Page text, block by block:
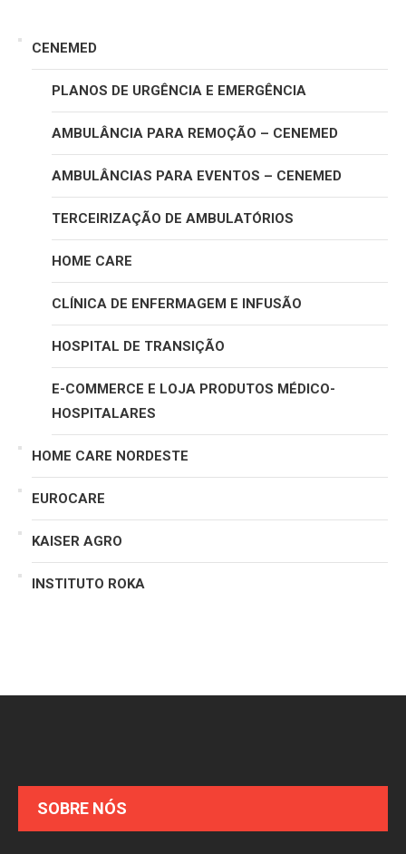
CENEMED
PLANOS DE URGÊNCIA E EMERGÊNCIA
AMBULÂNCIA PARA REMOÇÃO – CENEMED
AMBULÂNCIAS PARA EVENTOS – CENEMED
TERCEIRIZAÇÃO DE AMBULATÓRIOS
HOME CARE
CLÍNICA DE ENFERMAGEM E INFUSÃO
HOSPITAL DE TRANSIÇÃO
E-COMMERCE E LOJA PRODUTOS MÉDICO-
HOSPITALARES
HOME CARE NORDESTE
EUROCARE
KAISER AGRO
INSTITUTO ROKA
SOBRE NÓS